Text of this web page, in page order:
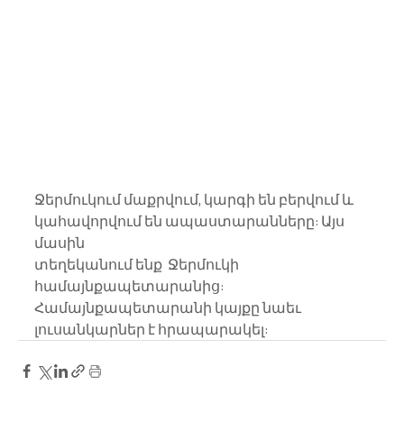
Ջերմուկում մաքրվում, կարգի են բերվում և
կահավորվում են ապաստարանները: Այս
մասին
տեղեկանում ենք  Ջերմուկի
համայնքապետարանից:
Համայնքապետարանի կայքը նաեւ
լուսանկարներ է հրապարակել: